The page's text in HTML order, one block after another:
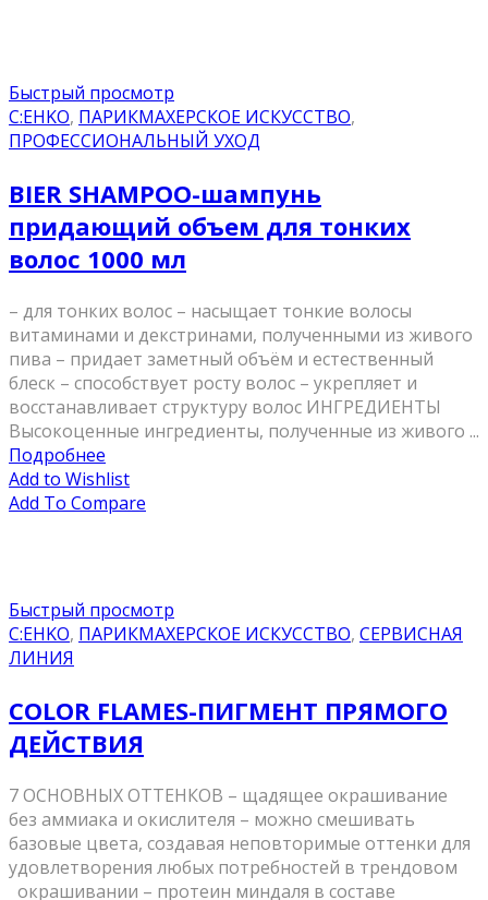
Быстрый просмотр
C:EHKO, ПАРИКМАХЕРСКОЕ ИСКУССТВО,
ПРОФЕССИОНАЛЬНЫЙ УХОД
BIER SHAMPOO-шампунь
придающий объем для тонких
волос 1000 мл
– для тонких волос – насыщает тонкие волосы
витаминами и декстринами, полученными из живого
пива – придает заметный объём и естественный
блеск – способствует росту волос – укрепляет и
восстанавливает структуру волос ИНГРЕДИЕНТЫ
Высокоценные ингредиенты, полученные из живого ...
Подробнее
Add to Wishlist
Add To Compare
Быстрый просмотр
C:EHKO, ПАРИКМАХЕРСКОЕ ИСКУССТВО, СЕРВИСНАЯ
ЛИНИЯ
COLOR FLAMES-ПИГМЕНТ ПРЯМОГО
ДЕЙСТВИЯ
7 ОСНОВНЫХ ОТТЕНКОВ – щадящее окрашивание
без аммиака и окислителя – можно смешивать
базовые цвета, создавая неповторимые оттенки для
удовлетворения любых потребностей в трендовом
окрашивании – протеин миндаля в составе